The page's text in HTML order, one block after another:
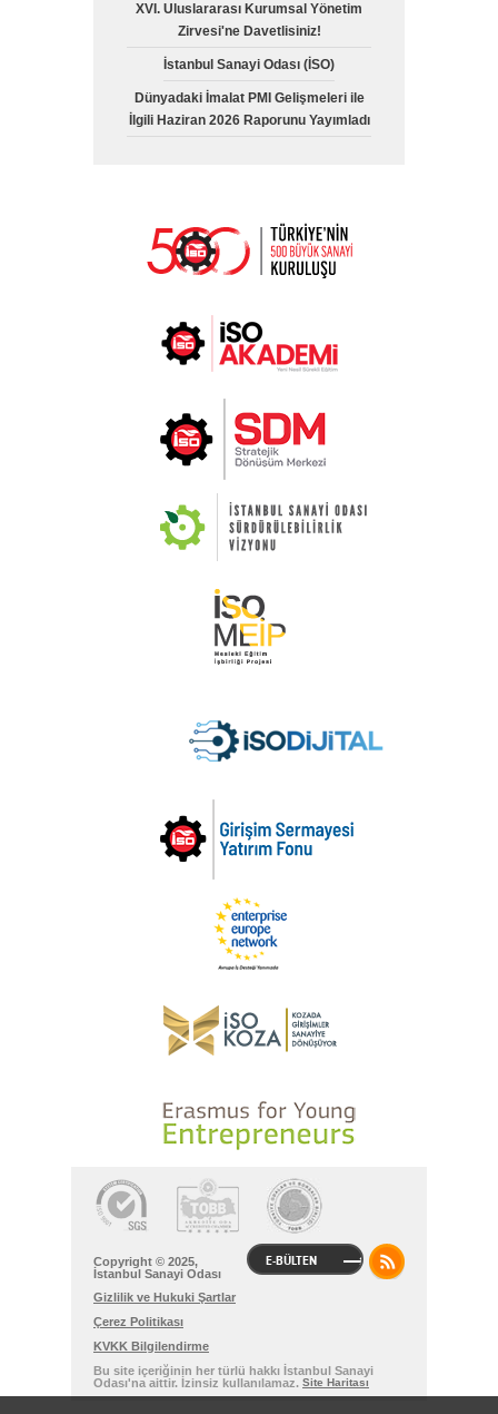
XVI. Uluslararası Kurumsal Yönetim
Zirvesi'ne Davetlisiniz!
İstanbul Sanayi Odası (İSO)
Dünyadaki İmalat PMI Gelişmeleri ile
İlgili Haziran 2026 Raporunu Yayımladı
E-BÜLTEN
Copyright © 2025,
İstanbul Sanayi Odası
Gizlilik ve Hukuki Şartlar
Çerez Politikası
KVKK Bilgilendirme
Bu site içeriğinin her türlü hakkı İstanbul Sanayi
Odası'na aittir. İzinsiz kullanılamaz. Site Haritası